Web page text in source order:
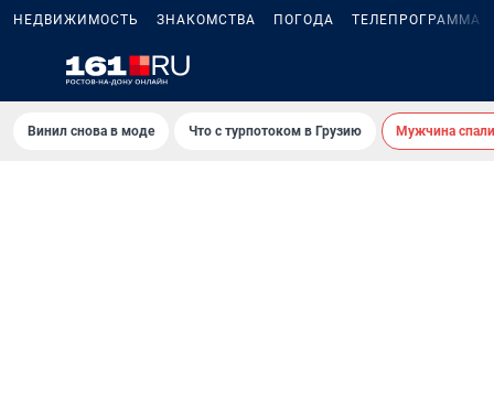
НЕДВИЖИМОСТЬ ЗНАКОМСТВА ПОГОДА ТЕЛЕПРОГРАММА
Винил снова в моде Что с турпотоком в Грузию Мужчина